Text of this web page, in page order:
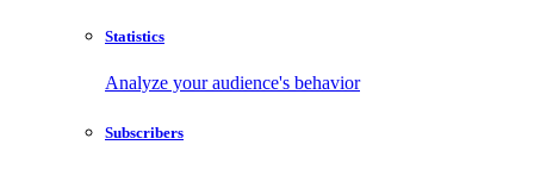
Statistics
Analyze your audience's behavior
Subscribers